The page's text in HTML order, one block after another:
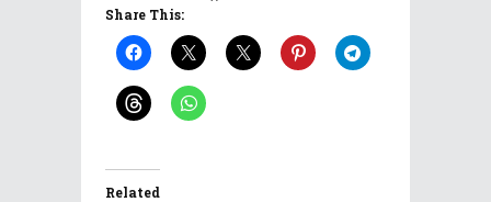
Share This:
Related